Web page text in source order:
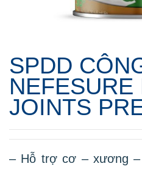
SPDD
JOINTS
– Hỗ trợ cơ – xương